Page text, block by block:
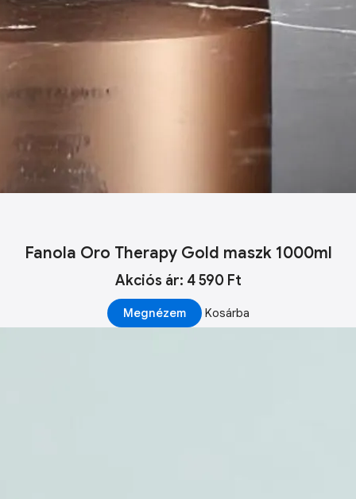
Fanola Oro Therapy Gold maszk 1000ml
Akciós ár: 4 590 Ft
Megnézem Kosárba